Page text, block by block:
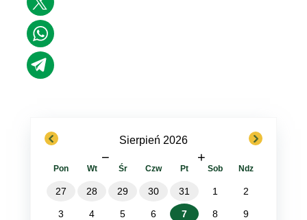
previous Sierpień 2026
− +
next
Pon Wt Śr Czw Pt Sob Ndz
27 28 29 30 31 1 2
3 4 5 6 7 8 9